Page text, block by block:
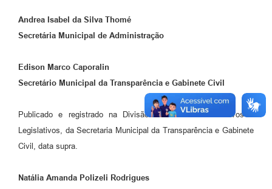
Andrea Isabel da Silva Thomé
Secretária Municipal de Administração
Edison Marco Caporalin
Secretário Municipal da Transparência e Gabinete Civil
Publicado e registrado na Divisão de Atos Administrativos e
Legislativos, da Secretaria Municipal da Transparência e Gabinete
Civil, data supra.
Natália Amanda Polizeli Rodrigues